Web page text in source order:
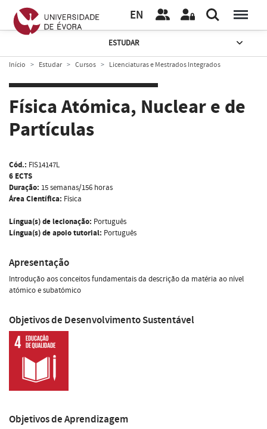
EN
ESTUDAR
Início Estudar Cursos Licenciaturas e Mestrados Integrados
Física Atómica, Nuclear e de
Partículas
Cód.: FIS14147L
6 ECTS
Duração: 15 semanas/156 horas
Área Científica: Física
Língua(s) de lecionação: Português
Língua(s) de apoio tutorial: Português
Apresentação
Introdução aos conceitos fundamentais da descrição da matéria ao nível
atómico e subatómico
Objetivos de Desenvolvimento Sustentável
Objetivos de Aprendizagem